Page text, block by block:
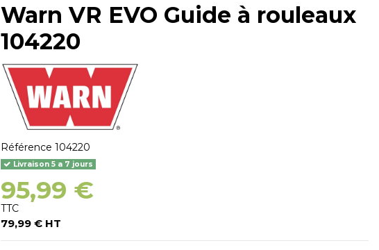
Warn VR EVO Guide à rouleaux
104220
Référence 104220
Livraison 5 a 7 jours
95,99 €
TTC
79,99 € HT